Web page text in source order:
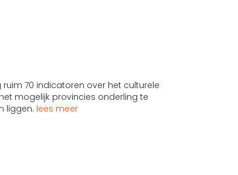
70 indicatoren over het culturele
mogelijk provincies onderling te
liggen. lees meer